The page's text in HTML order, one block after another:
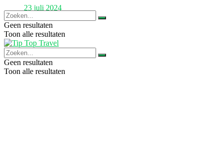
23 juli 2024
Geen resultaten
Toon alle resultaten
Geen resultaten
Toon alle resultaten